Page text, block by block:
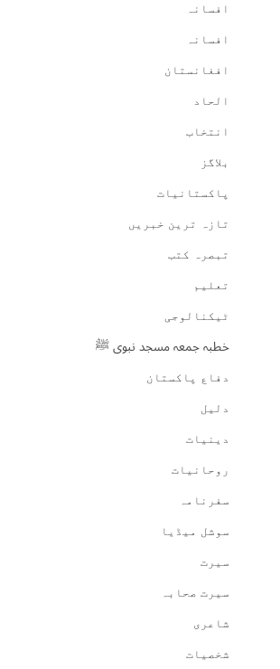
افسانہ
افسانہ
افغانستان
الحاد
انتخاب
بلاگز
پاکستانیات
تازہ ترین خبریں
تبصرہ کتب
تعلیم
ٹیکنالوجی
خطبہ جمعہ مسجد نبوی ﷺ
دفاع پاکستان
دلیل
دینیات
روحانیات
سفرنامہ
سوشل میڈیا
سیرت
سیرت صحابہ
شاعری
شخصیات